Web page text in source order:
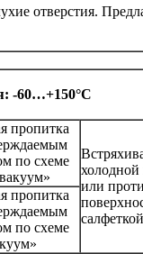
отверстия.
-60…+150°С
пропитка
по схеме
холодной
или
салфеткой
пропитка
по схеме